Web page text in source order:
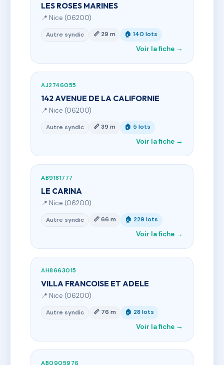
LES ROSES MARINES
📍 Nice (06200)
Autre syndic 📏 29 m 🏠 140 lots
Voir la fiche →
AJ2746055
142 AVENUE DE LA CALIFORNIE
📍 Nice (06200)
Autre syndic 📏 39 m 🏠 5 lots
Voir la fiche →
AB9181777
LE CARINA
📍 Nice (06200)
Autre syndic 📏 66 m 🏠 229 lots
Voir la fiche →
AH8663015
VILLA FRANCOISE ET ADELE
📍 Nice (06200)
Autre syndic 📏 76 m 🏠 28 lots
Voir la fiche →
AB0905976